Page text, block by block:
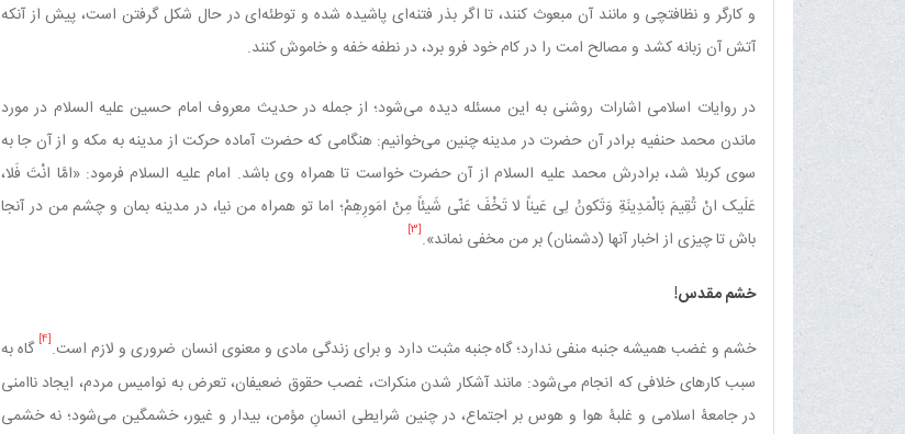
و کارگر و نظافتچی و مانند آن مبعوث کنند، تا اگر بذر فتنه‌ای پاشیده شده و توطئه‌ای در حال شکل گرفتن است، پیش از آنکه
آتش آن زبانه کشد و مصالح امت را در کام خود فرو برد، در نطفه خفه و خاموش کنند.
در روایات اسلامی اشارات روشنی به این مسئله دیده می‌شود؛ از جمله در حدیث معروف امام حسین علیه السلام در مورد
ماندن محمد حنفیه برادر آن حضرت در مدینه چنین می‌خوانیم: هنگامی که حضرت آماده حرکت از مدینه به مکه و از آن جا به
سوی کربلا شد، برادرش محمد علیه السلام از آن حضرت خواست تا همراه وی باشد. امام علیه السلام فرمود: «امَّا انْتَ فَلا،
عَلَیک انْ تُقِیمَ بَالْمَدِینَةِ وَتَکونُ لِی عَیناً لا تَخْفَ عَنّی‏ شَیئاً مِنْ امَورِهِمْ؛ اما تو همراه من نیا، در مدینه بمان و چشم من در آنجا
باش تا چیزی از اخبار آنها (دشمنان) بر من مخفی نماند».[3]
خشم مقدس!
خشم‏ و غضب‏ همیشه‏ جنبه منفی ندارد؛ گاه جنبه مثبت دارد و برای زندگی مادی و معنوی انسان ضروری و لازم است.[4] گاه به
سبب کارهای خلافی که انجام می‌شود: مانند آشکار شدن منکرات، غصب حقوق ضعیفان، تعرض به نوامیس مردم، ایجاد ناامنی
در جامعۀ اسلامی و غلبۀ هوا و هوس بر اجتماع، در چنین شرایطی انسانِ مؤمن، بیدار و غیور، خشمگین می‌شود؛ نه خشمی